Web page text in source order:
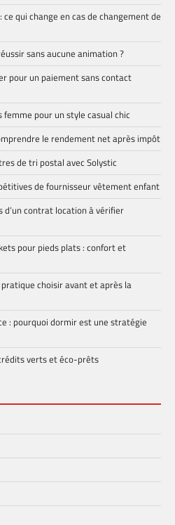
qui change en cas de changement de
sans aucune animation ?
pour un paiement sans contact
pour un style casual chic
le rendement net après impôt
de tri postal avec Solystic
de fournisseur vêtement enfant
d’un contrat location à vérifier
pour pieds plats : confort et
choisir avant et après la
: pourquoi dormir est une stratégie
verts et éco-prêts